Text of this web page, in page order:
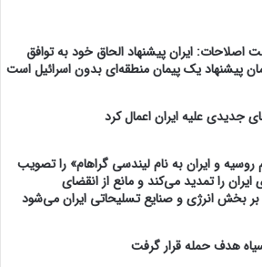
اصلاحات: ایران پیشنهاد الحاق خود به توافق
پیشنهاد یک پیمان منطقه‌ای بدون اسرائیل است
جدیدی علیه ایران اعمال کرد
روسیه و ایران به نام لیندسی گراهام» را تصویب
را تمدید می‌کند و مانع از انقضای
بخش انرژی و صنایع تسلیحاتی ایران می‌شود
هدف حمله قرار گرفت